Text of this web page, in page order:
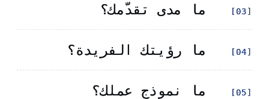
[03] ما مدى تقدّمك؟
[04] ما رؤيتك الفريدة؟
[05] ما نموذج عملك؟
[03] ما مدى تقدّمك؟
[04] ما رؤيتك الفريدة؟
[05] ما نموذج عملك؟